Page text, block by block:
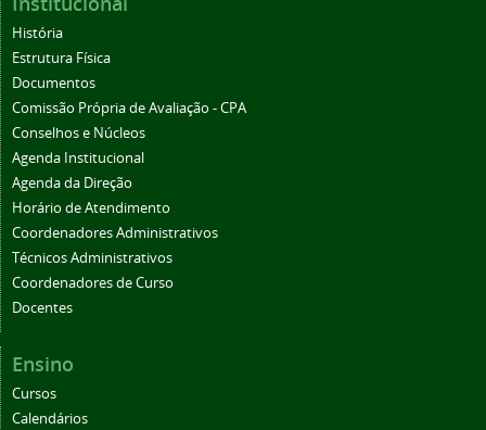
História
Estrutura Física
Documentos
Comissão Própria de Avaliação - CPA
Conselhos e Núcleos
Agenda Institucional
Agenda da Direção
Horário de Atendimento
Coordenadores Administrativos
Técnicos Administrativos
Coordenadores de Curso
Docentes
Ensino
Cursos
Calendários